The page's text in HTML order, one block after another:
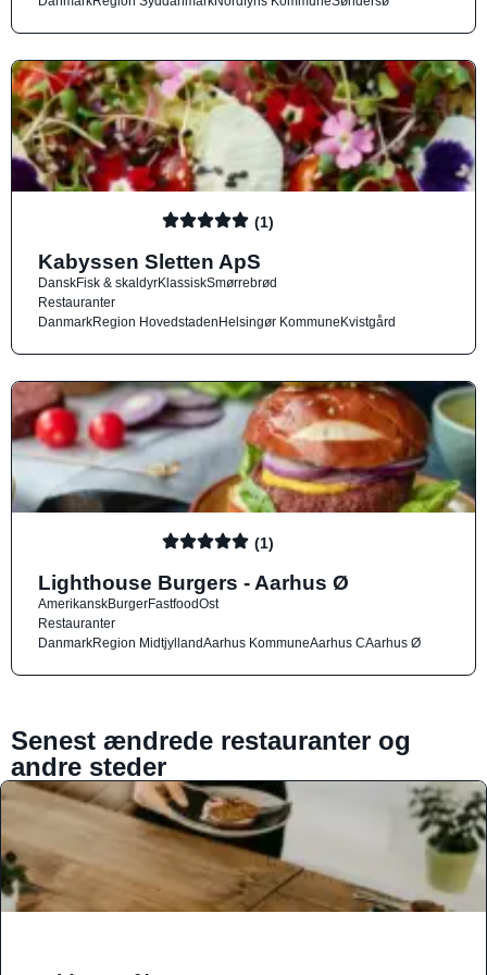
(1)
Kabyssen Sletten ApS
DanskFisk & skaldyrKlassiskSmørrebrød
Restauranter
DanmarkRegion HovedstadenHelsingør KommuneKvistgård
(1)
Lighthouse Burgers - Aarhus Ø
AmerikanskBurgerFastfoodOst
Restauranter
DanmarkRegion MidtjyllandAarhus KommuneAarhus CAarhus Ø
Senest ændrede restauranter og
andre steder